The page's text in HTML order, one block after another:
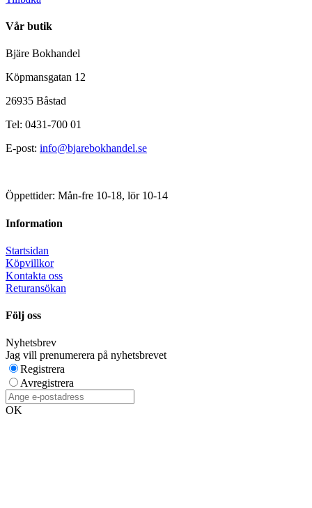
Vår butik
Bjäre Bokhandel
Köpmansgatan 12
26935 Båstad
Tel: 0431-700 01
E-post: info@bjarebokhandel.se
Öppettider: Mån-fre 10-18, lör 10-14
Information
Startsidan
Köpvillkor
Kontakta oss
Returansökan
Följ oss
Nyhetsbrev
Jag vill prenumerera på nyhetsbrevet
Registrera
Avregistrera
OK